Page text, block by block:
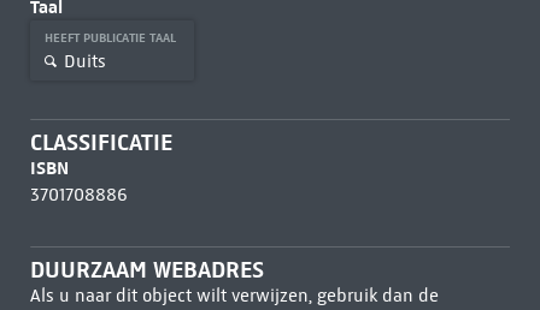
Taal
HEEFT PUBLICATIE TAAL
Duits
CLASSIFICATIE
ISBN
3701708886
DUURZAAM WEBADRES
Als u naar dit object wilt verwijzen, gebruik dan de